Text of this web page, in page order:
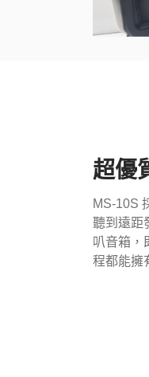
超優
MS-10S
聽到遠距
叭音箱，
程都能擁